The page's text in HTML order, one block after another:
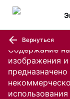
Содержание
изображения
Вернуться